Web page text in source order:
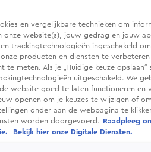
en vergelijkbare technieken om
website(s), jouw gedrag en jouw
trackingtechnologieën ingeschakeld
producten en diensten te
meten. Als je „Huidige keuze opslaan”
uitgeschakeld. We
website goed te laten functioneren en
openen om je keuzes te wijzigen of
onder aan de webpagina te
worden doorgevoerd.
Raadpleeg
Bekijk hier onze Digitale Diensten.